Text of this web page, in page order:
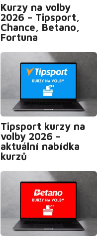
Kurzy na volby
2026 – Tipsport,
Chance, Betano,
Fortuna
Tipsport kurzy na
volby 2026 –
aktuální nabídka
kurzů